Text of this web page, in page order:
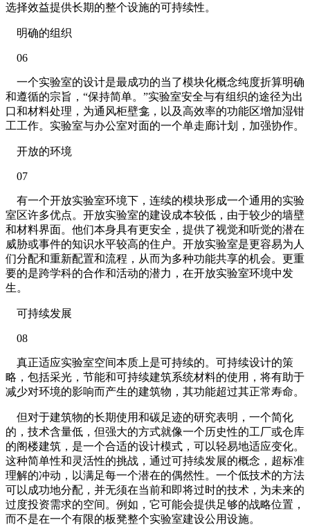
选择效益提供长期的整个设施的可持续性。
明确的组织
06
一个实验室的设计是最成功的当了模块化概念纯度折算明确
和遵循的宗旨，“保持简单。”实验室安全与有组织的途径为出
口和材料处理，为通风柜壁龛，以及高效率的功能区增加湿钳
工工作。实验室与办公室对面的一个单走廊计划，加强协作。
开放的环境
07
有一个开放实验室环境下，连续的模块形成一个通用的实验
室区许多优点。开放实验室的建设成本较低，由于较少的墙壁
和材料界面。他们本身具有更安全，提供了视觉和听觉的潜在
威胁或事件的知识水平较高的住户。开放实验室是更容易为人
们分配和重新配置和流程，从而为多种功能共享的机会。更重
要的是跨学科的合作和活动的潜力，在开放实验室环境中发
生。
可持续发展
08
真正适应实验室空间本质上是可持续的。可持续设计的策
略，包括采光，节能和可持续建筑系统材料的使用，将有助于
减少对环境的影响而产生的建筑物，其功能超过其正常寿命。
但对于建筑物的长期使用和碳足迹的研究表明，一个简化
的，技术含量低，但强大的方式就像一个历史性的工厂或仓库
的阁楼建筑，是一个合适的设计模式，可以轻易地适应变化。
这种简单性和灵活性的挑战，通过可持续发展的概念，超标准
理解的冲动，以满足每一个潜在的偶然性。一个低技术的方法
可以成功地分配，并无须在当前和即将过时的技术，为未来的
过度投资需求的空间。例如，它可能会提供足够的战略位置，
而不是在一个有限的板凳整个实验室建设公用设施。